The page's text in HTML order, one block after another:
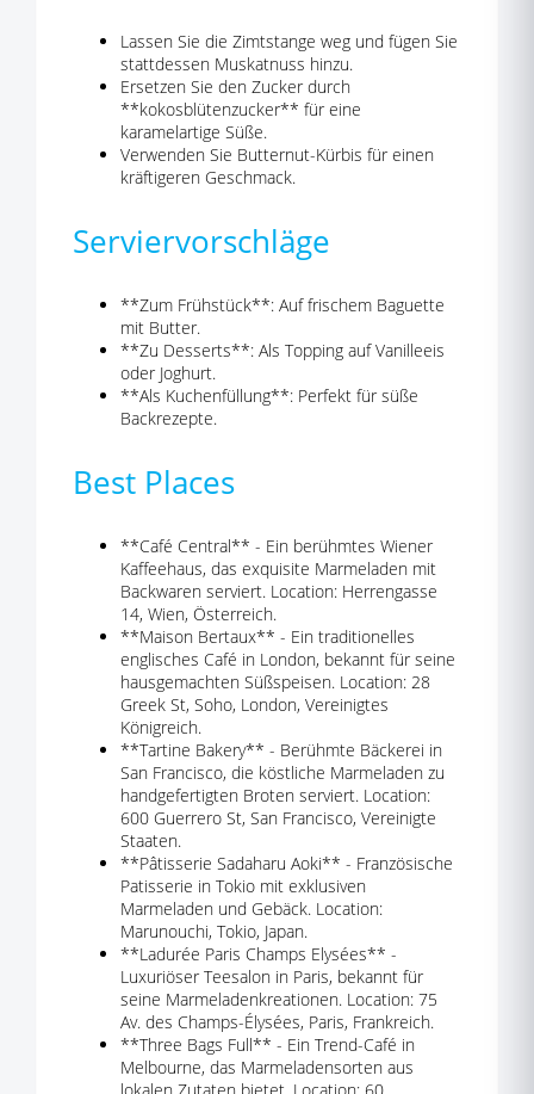
Lassen Sie die Zimtstange weg und fügen Sie
stattdessen Muskatnuss hinzu.
Ersetzen Sie den Zucker durch
**kokosblütenzucker** für eine
karamelartige Süße.
Verwenden Sie Butternut-Kürbis für einen
kräftigeren Geschmack.
Serviervorschläge
**Zum Frühstück**: Auf frischem Baguette
mit Butter.
**Zu Desserts**: Als Topping auf Vanilleeis
oder Joghurt.
**Als Kuchenfüllung**: Perfekt für süße
Backrezepte.
Best Places
**Café Central** - Ein berühmtes Wiener
Kaffeehaus, das exquisite Marmeladen mit
Backwaren serviert. Location: Herrengasse
14, Wien, Österreich.
**Maison Bertaux** - Ein traditionelles
englisches Café in London, bekannt für seine
hausgemachten Süßspeisen. Location: 28
Greek St, Soho, London, Vereinigtes
Königreich.
**Tartine Bakery** - Berühmte Bäckerei in
San Francisco, die köstliche Marmeladen zu
handgefertigten Broten serviert. Location:
600 Guerrero St, San Francisco, Vereinigte
Staaten.
**Pâtisserie Sadaharu Aoki** - Französische
Patisserie in Tokio mit exklusiven
Marmeladen und Gebäck. Location:
Marunouchi, Tokio, Japan.
**Ladurée Paris Champs Elysées** -
Luxuriöser Teesalon in Paris, bekannt für
seine Marmeladenkreationen. Location: 75
Av. des Champs-Élysées, Paris, Frankreich.
**Three Bags Full** - Ein Trend-Café in
Melbourne, das Marmeladensorten aus